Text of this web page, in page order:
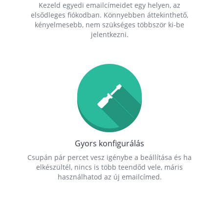
Kezeld egyedi emailcímeidet egy helyen, az
elsődleges fiókodban. Könnyebben áttekinthető,
kényelmesebb, nem szükséges többször ki-be
jelentkezni.
Gyors konfigurálás
Csupán pár percet vesz igénybe a beállítása és ha
elkészültél, nincs is több teendőd vele, máris
használhatod az új emailcímed.